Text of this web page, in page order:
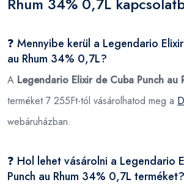
❓ Mennyibe kerül a Legendario
au Rhum 34% 0,7L?
A Legendario Elixir de Cuba Punch au
terméket 7 255Ft-tól vásárolhatod meg a
webáruházban.
❓ Hol lehet vásárolni a Legendario
Punch au Rhum 34% 0,7L terméket?